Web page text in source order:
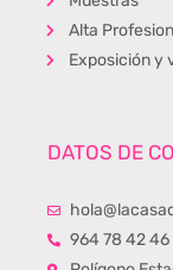
Alta
Exposición y
DATOS DE
964 78 42 46